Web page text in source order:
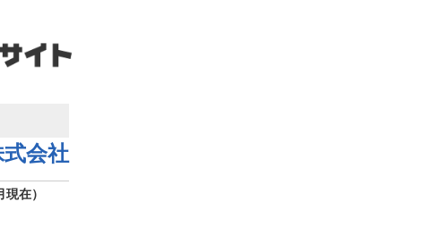
会社
現在）